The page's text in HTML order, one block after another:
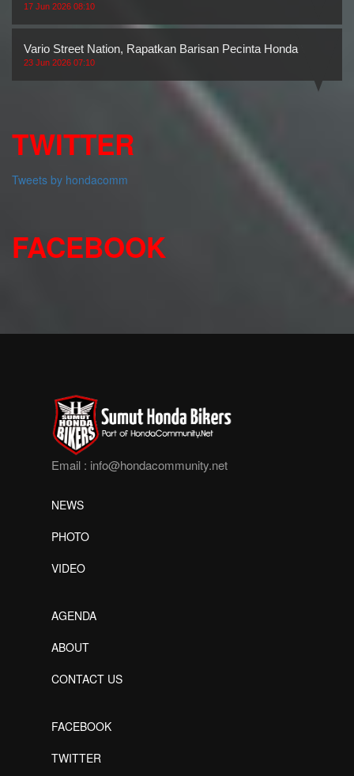
17 Jun 2026 08:10
Vario Street Nation, Rapatkan Barisan Pecinta Honda Vario
23 Jun 2026 07:10
TWITTER
Tweets by hondacomm
FACEBOOK
Email : info@hondacommunity.net
NEWS
PHOTO
VIDEO
AGENDA
ABOUT
CONTACT US
FACEBOOK
TWITTER